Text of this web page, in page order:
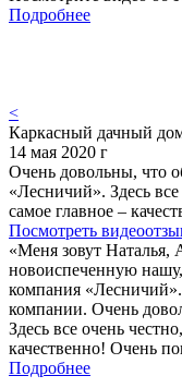
Подробнее
<
Каркасный дачный
14 мая 2020 г
Очень довольны, что
«Лесничий». Здесь
самое главное –
Посмотреть
«Меня зовут Наталья,
новоиспеченную
компания
компании. Очень
Здесь все очень
качественно! Очень
Подробнее